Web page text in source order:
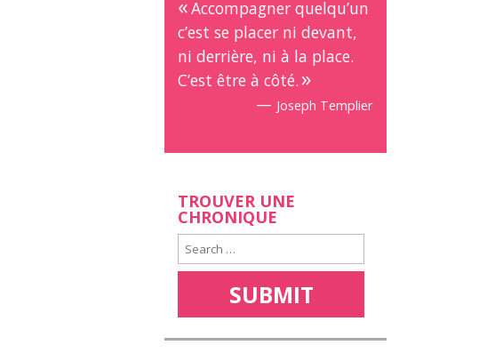
Accompagner quelqu’un
c’est se placer ni devant,
ni derrière, ni à la place.
C’est être à côté.
— Joseph Templier
TROUVER UNE
CHRONIQUE